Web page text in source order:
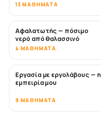
13 ΜΑΘΉΜΑΤΑ
ΣΎΝΤΟΜΑ
Αφαλατωτής — πόσιμο
νερό από θαλασσινό
4 ΜΑΘΉΜΑΤΑ
ΣΎΝΤΟΜΑ
Εργασία με εργολάβους — η
εμπειρία μου
9 ΜΑΘΉΜΑΤΑ